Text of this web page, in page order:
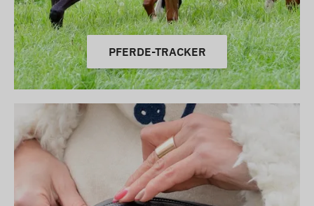
PFERDE-TRACKER